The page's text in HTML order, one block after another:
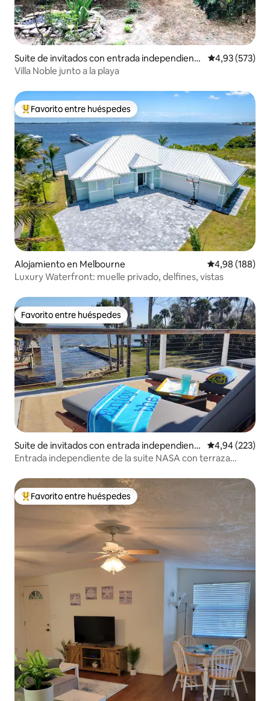
Suite de invitados con entrada independiente
en Melbourne Beach
Calificación
4,93 (573)
Villa Noble junto a la playa
Favorito entre los huéspedes más destacados
Favorito entre huéspedes
Alojamiento en Melbourne Calificación
4,98 (188)
Luxury Waterfront: muelle privado, delfines, vistas
Favorito entre huéspedes
Favorito entre huéspedes
Suite de invitados con entrada independient
e en Titusville
Calificación
4,94 (223)
Entrada independiente de la suite NASA con terraza
Favorito entre los huéspedes más destacados
Favorito entre huéspedes